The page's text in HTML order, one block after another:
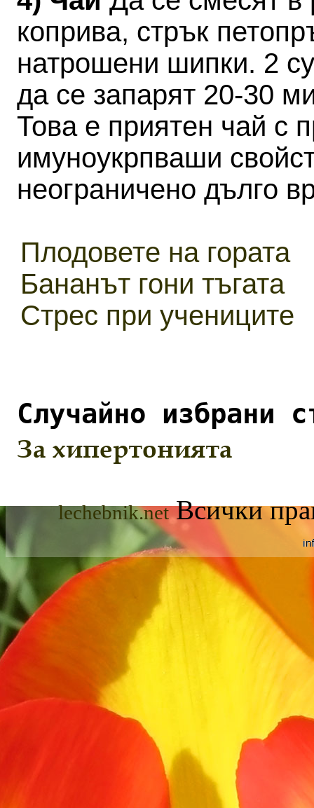
коприва, стрък
натрошени шипки. 2
да се запарят 20-30
Това е приятен чай с
имуноукрпваши
неограничено дълго
Плодовете на гората
Бананът гони тъгата
Стрес при учениците
Случайно избрани
За хипертонията
lechebnik.netВсички